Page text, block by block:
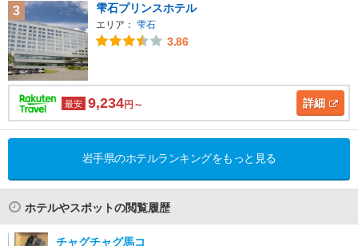
3 雫石プリンスホテル
エリア： 雫石
3.86
最安 9,234円～ 詳細
岩手県のホテルランキングをもっと見る
ホテルやスポットの閲覧履歴
チャグチャグ馬コ